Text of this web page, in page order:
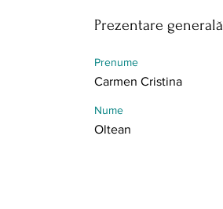
Prezentare generală
Prenume
Carmen Cristina
Nume
Oltean